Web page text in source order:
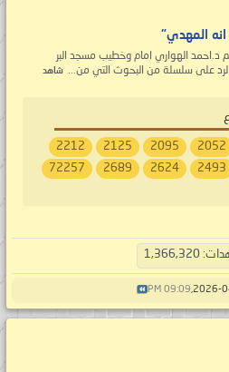
المهدي"
د.احمد الهواري امام وخطيب مسجد البر
على سلسلة من البحوث التي من... شاهد
2052
2095
2125
2212
2493
2624
2689
72257
1,366,320
09:09 PM